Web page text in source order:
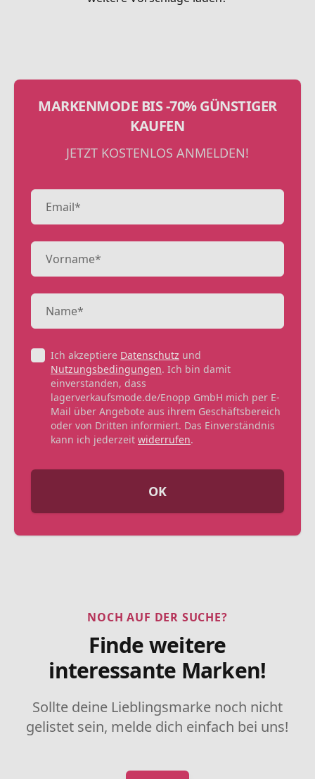
MARKENMODE BIS -70% GÜNSTIGER
KAUFEN
JETZT KOSTENLOS ANMELDEN!
Ich akzeptiere Datenschutz und
Nutzungsbedingungen. Ich bin damit
einverstanden, dass
lagerverkaufsmode.de/Enopp GmbH mich per E-
Mail über Angebote aus ihrem Geschäftsbereich
oder von Dritten informiert. Das Einverständnis
kann ich jederzeit widerrufen.
OK
NOCH AUF DER SUCHE?
Finde weitere
interessante Marken!
Sollte deine Lieblingsmarke noch nicht
gelistet sein, melde dich einfach bei uns!